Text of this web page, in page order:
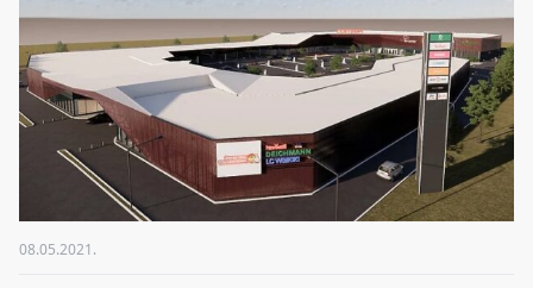
08.05.2021.